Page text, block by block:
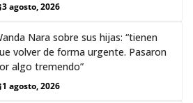
3 agosto, 2026
Nara sobre sus hijas: “tienen
volver de forma urgente. Pasaron
algo tremendo”
1 agosto, 2026